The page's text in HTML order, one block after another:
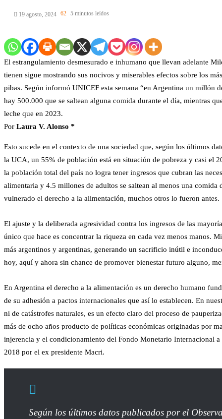
19 agosto, 2024 62 5 minutos leídos
El estrangulamiento desmesurado e inhumano que llevan adelante
tienen sigue mostrando sus nocivos y miserables efectos sobre los
pibas. Según informó UNICEF esta semana “en Argentina un millón
hay 500.000 que se saltean alguna comida durante el día, mientras
leche que en 2023.
Por Laura V. Alonso *
Esto sucede en el contexto de una sociedad que, según los últimos
la UCA, un 55% de población está en situación de pobreza y casi el
la población total del país no logra tener ingresos que cubran las
alimentaria y 4.5 millones de adultos se saltean al menos una
vulnerado el derecho a la alimentación, muchos otros lo fueron antes.
El ajuste y la deliberada agresividad contra los ingresos de las
único que hace es concentrar la riqueza en cada vez menos manos.
más argentinos y argentinas, generando un sacrificio inútil e
hoy, aquí y ahora sin chance de promover bienestar futuro alguno,
En Argentina el derecho a la alimentación es un derecho humano
de su adhesión a pactos internacionales que así lo establecen. En
ni de catástrofes naturales, es un efecto claro del proceso de
más de ocho años producto de políticas económicas originadas por
injerencia y el condicionamiento del Fondo Monetario Internacional
2018 por el ex presidente Macri.
Según los últimos datos publicados por el